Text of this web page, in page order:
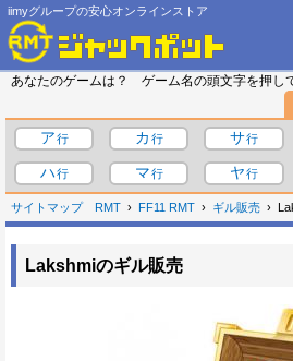
iimyグループの安心オンラインストア
あなたのゲームは？ ゲーム名の頭文字を押し
ア
カ サ
ハ
マ ヤ
サイトマップ RMT FF11 RMT ギル販売
Lakshmiのギル販売